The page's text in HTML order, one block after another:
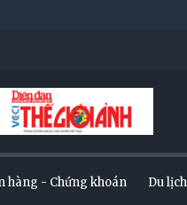
hàng - Chứng khoán Du lịch